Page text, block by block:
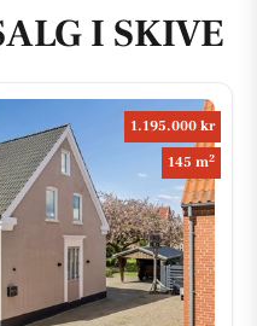
I SKIVE
1.195.000 kr
145 m2